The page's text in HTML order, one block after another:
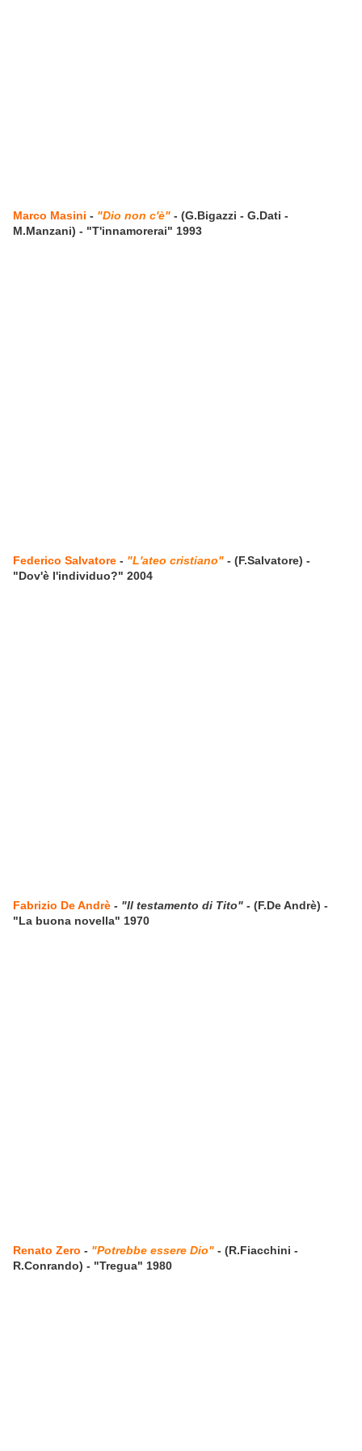
Marco Masini - "Dio non c'è" - (G.Bigazzi - G.Dati -
M.Manzani) - "T'innamorerai" 1993
Federico Salvatore - "L'ateo cristiano" - (F.Salvatore) -
"Dov'è l'individuo?" 2004
Fabrizio De Andrè - "Il testamento di Tito" - (F.De Andrè) -
"La buona novella" 1970
Renato Zero - "Potrebbe essere Dio" - (R.Fiacchini -
R.Conrando) - "Tregua" 1980